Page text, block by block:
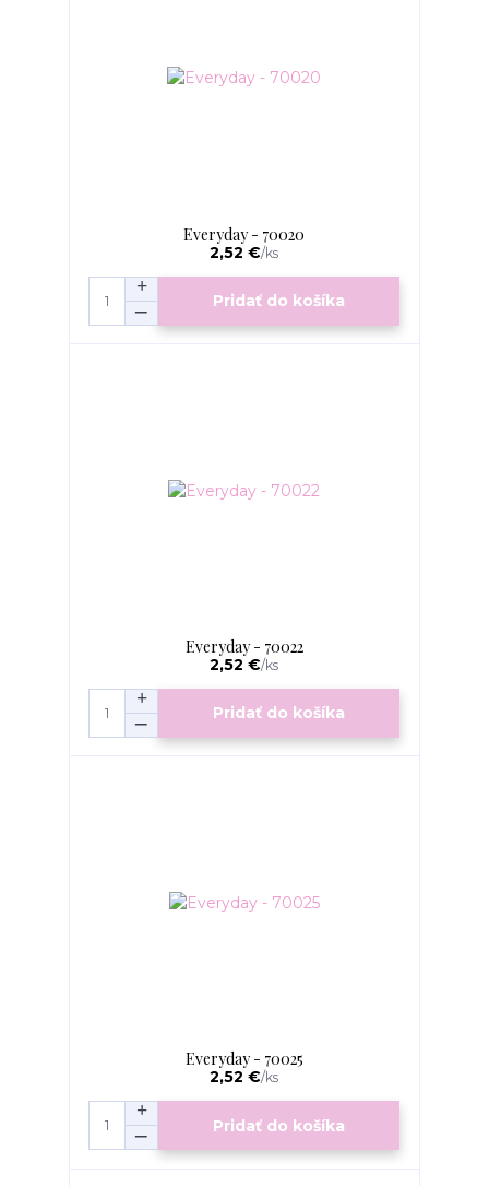
Everyday - 70020
2,52 €/ks
Pridať do košíka
Everyday - 70022
2,52 €/ks
Pridať do košíka
Everyday - 70025
2,52 €/ks
Pridať do košíka